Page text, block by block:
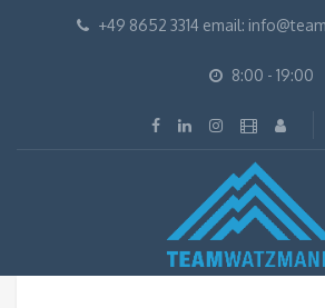
+49 8652 3314 email:
8:00 - 19:00